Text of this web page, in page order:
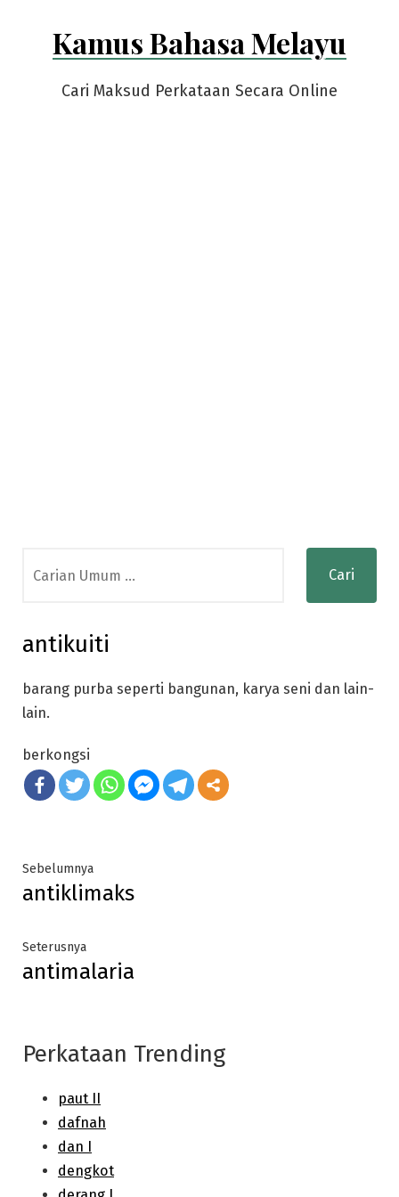
Kamus Bahasa Melayu
Cari Maksud Perkataan Secara Online
for:
antikuiti
barang purba seperti bangunan, karya seni dan lain-
lain.
berkongsi
Post
navigation
SebelumnyaPrevious
post:
antiklimaks
SeterusnyaNext
post:
antimalaria
Perkataan Trending